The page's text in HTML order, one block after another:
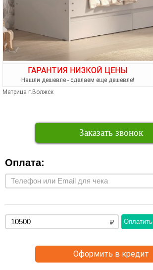
ГАРАНТИЯ НИЗКОЙ ЦЕНЫ
Нашли дешевле - сделаем еще дешевле!
Матрица г.Волжск
Заказать звонок
Оплата:
Оплатить
Оформить в кредит